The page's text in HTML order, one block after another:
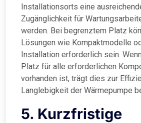
Installationsorts eine
Zugänglichkeit für
werden. Bei begrenztem Platz
Lösungen wie Kompaktmodelle
Installation erforderlich sein.
Platz für alle erforderlichen
vorhanden ist, trägt dies zur
Langlebigkeit der Wärmepumpe
5. Kurzfristige